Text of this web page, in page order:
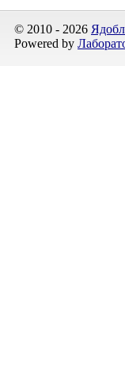
© 2010 - 2026
Powered by